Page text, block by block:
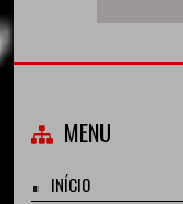
MENU
INÍCIO